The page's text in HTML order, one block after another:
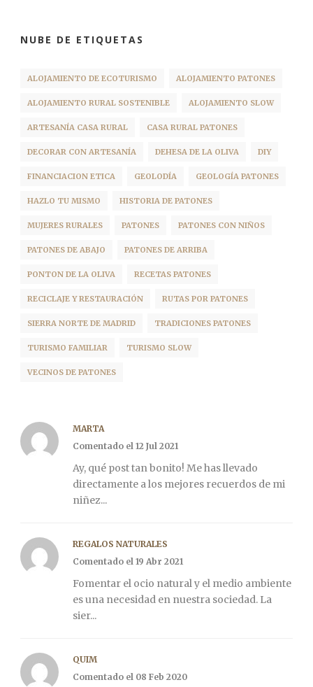
NUBE DE ETIQUETAS
ALOJAMIENTO DE ECOTURISMO ALOJAMIENTO PATONES
ALOJAMIENTO RURAL SOSTENIBLE ALOJAMIENTO SLOW
ARTESANÍA CASA RURAL CASA RURAL PATONES
DECORAR CON ARTESANÍA DEHESA DE LA OLIVA DIY
FINANCIACION ETICA GEOLODÍA GEOLOGÍA PATONES
HAZLO TU MISMO HISTORIA DE PATONES
MUJERES RURALES PATONES PATONES CON NIÑOS
PATONES DE ABAJO PATONES DE ARRIBA
PONTON DE LA OLIVA RECETAS PATONES
RECICLAJE Y RESTAURACIÓN RUTAS POR PATONES
SIERRA NORTE DE MADRID TRADICIONES PATONES
TURISMO FAMILIAR TURISMO SLOW
VECINOS DE PATONES
MARTA
Comentado el 12 Jul 2021
Ay, qué post tan bonito! Me has llevado
directamente a los mejores recuerdos de mi
niñez...
REGALOS NATURALES
Comentado el 19 Abr 2021
Fomentar el ocio natural y el medio ambiente
es una necesidad en nuestra sociedad. La
sier...
QUIM
Comentado el 08 Feb 2020